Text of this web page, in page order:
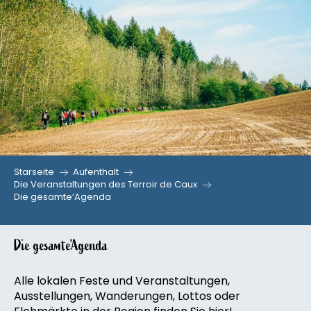
Aller
au
contenu
principal
Starseite
Aufenthalt
Die Veranstaltungen des Terroir de Caux
Die gesamte’Agenda
Die gesamte’Agenda
Alle lokalen Feste und Veranstaltungen,
Ausstellungen, Wanderungen, Lottos oder